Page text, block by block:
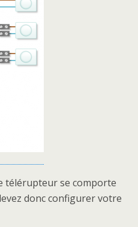
télérupteur se comporte
donc configurer votre